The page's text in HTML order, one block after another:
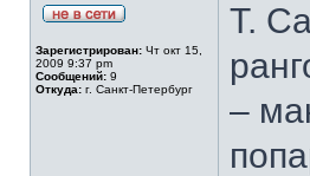
Зарегистрирован: Чт окт 15,
2009 9:37 pm
Сообщений: 9
Откуда: г. Санкт-Петербург
Т.
–